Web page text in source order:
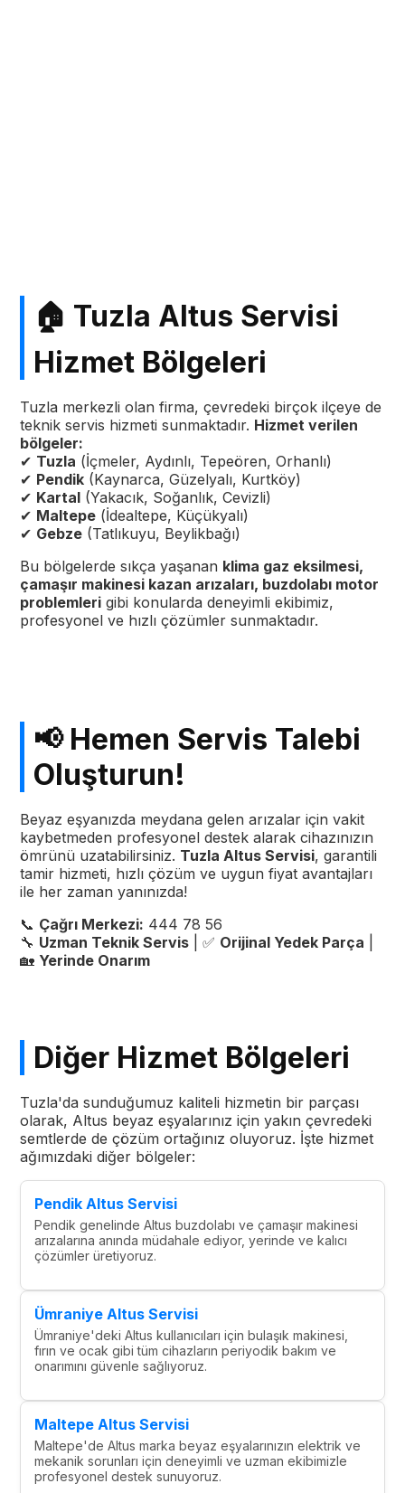
🏠 Tuzla Altus Servisi
Hizmet Bölgeleri
Tuzla merkezli olan firma, çevredeki birçok ilçeye de
teknik servis hizmeti sunmaktadır. Hizmet verilen
bölgeler:
✔ Tuzla (İçmeler, Aydınlı, Tepeören, Orhanlı)
✔ Pendik (Kaynarca, Güzelyalı, Kurtköy)
✔ Kartal (Yakacık, Soğanlık, Cevizli)
✔ Maltepe (İdealtepe, Küçükyalı)
✔ Gebze (Tatlıkuyu, Beylikbağı)
Bu bölgelerde sıkça yaşanan klima gaz eksilmesi,
çamaşır makinesi kazan arızaları, buzdolabı motor
problemleri gibi konularda deneyimli ekibimiz,
profesyonel ve hızlı çözümler sunmaktadır.
📢 Hemen Servis Talebi
Oluşturun!
Beyaz eşyanızda meydana gelen arızalar için vakit
kaybetmeden profesyonel destek alarak cihazınızın
ömrünü uzatabilirsiniz. Tuzla Altus Servisi, garantili
tamir hizmeti, hızlı çözüm ve uygun fiyat avantajları
ile her zaman yanınızda!
📞 Çağrı Merkezi: 444 78 56
🔧 Uzman Teknik Servis | ✅ Orijinal Yedek Parça
🏡 Yerinde Onarım
Diğer Hizmet Bölgeleri
Tuzla'da sunduğumuz kaliteli hizmetin bir parçası
olarak, Altus beyaz eşyalarınız için yakın çevredeki
semtlerde de çözüm ortağınız oluyoruz. İşte hizmet
ağımızdaki diğer bölgeler:
Pendik Altus Servisi
Pendik genelinde Altus buzdolabı ve çamaşır makinesi
arızalarına anında müdahale ediyor, yerinde ve kalıcı
çözümler üretiyoruz.
Ümraniye Altus Servisi
Ümraniye'deki Altus kullanıcıları için bulaşık makinesi,
fırın ve ocak gibi tüm cihazların periyodik bakım ve
onarımını güvenle sağlıyoruz.
Maltepe Altus Servisi
Maltepe'de Altus marka beyaz eşyalarınızın elektrik ve
mekanik sorunları için deneyimli ve uzman ekibimizle
profesyonel destek sunuyoruz.